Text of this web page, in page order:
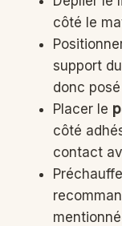
côté le
support
donc
Placer le
côté
contact